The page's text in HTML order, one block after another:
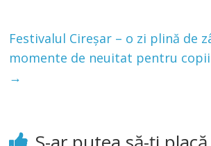
Festivalul Cireșar – o zi plină de
momente de neuitat pentru
→